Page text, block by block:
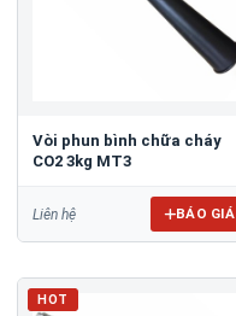
Vòi phun bình chữa cháy
CO2 3kg MT3
Liên hệ BÁO GIÁ
HOT